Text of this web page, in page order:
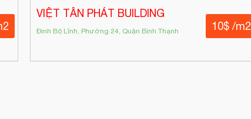
VIỆT TÂN PHÁT BUILDING
Đinh Bộ Lĩnh, Phường 24, Quận Bình Thạnh 10$ /m2